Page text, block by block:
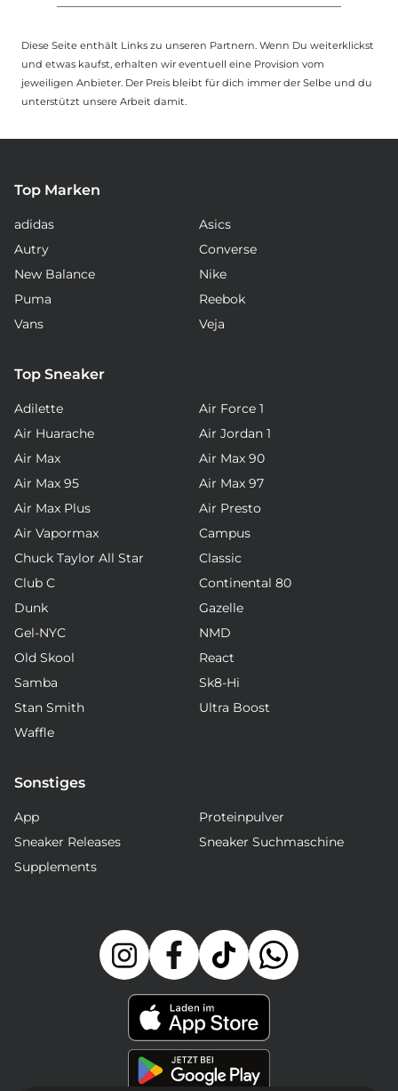
Diese Seite enthält Links zu unseren Partnern. Wenn Du weiterklickst
und etwas kaufst, erhalten wir eventuell eine Provision vom
jeweiligen Anbieter. Der Preis bleibt für dich immer der Selbe und du
unterstützt unsere Arbeit damit.
Top Marken
adidas
Asics
Autry
Converse
New Balance
Nike
Puma
Reebok
Vans
Veja
Top Sneaker
Adilette
Air Force 1
Air Huarache
Air Jordan 1
Air Max
Air Max 90
Air Max 95
Air Max 97
Air Max Plus
Air Presto
Air Vapormax
Campus
Chuck Taylor All Star
Classic
Club C
Continental 80
Dunk
Gazelle
Gel-NYC
NMD
Old Skool
React
Samba
Sk8-Hi
Stan Smith
Ultra Boost
Waffle
Sonstiges
App
Proteinpulver
Sneaker Releases
Sneaker Suchmaschine
Supplements